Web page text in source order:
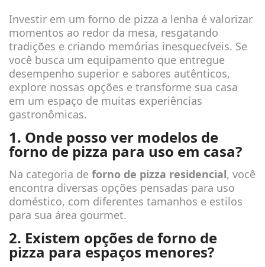
Investir em um forno de pizza a lenha é valorizar
momentos ao redor da mesa, resgatando
tradições e criando memórias inesquecíveis. Se
você busca um equipamento que entregue
desempenho superior e sabores autênticos,
explore nossas opções e transforme sua casa
em um espaço de muitas experiências
gastronômicas.
1. Onde posso ver modelos de
forno de pizza para uso em casa?
Na categoria de forno de pizza residencial, você
encontra diversas opções pensadas para uso
doméstico, com diferentes tamanhos e estilos
para sua área gourmet.
2. Existem opções de forno de
pizza para espaços menores?